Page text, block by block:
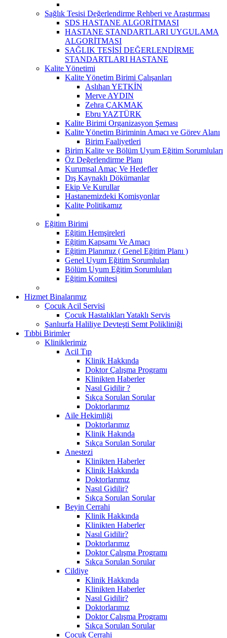
Sağlık Tesisi Değerlendirme Rehberi ve Araştırması
SDS HASTANE ALGORİTMASI
HASTANE STANDARTLARI UYGULAMA
ALGORİTMASI
SAĞLIK TESİSİ DEĞERLENDİRME
STANDARTLARI HASTANE
Kalite Yönetimi
Kalite Yönetim Birimi Çalışanları
Aslıhan YETKİN
Merve AYDIN
Zehra ÇAKMAK
Ebru YAZTÜRK
Kalite Birimi Organizasyon Şeması
Kalite Yönetim Biriminin Amacı ve Görev Alanı
Birim Faaliyetleri
Birim Kalite ve Bölüm Uyum Eğitim Sorumluları
Öz Değerlendirme Planı
Kurumsal Amaç Ve Hedefler
Dış Kaynaklı Dökümanlar
Ekip Ve Kurullar
Hastanemizdeki Komisyonlar
Kalite Politikamız
Eğitim Birimi
Eğitim Hemşireleri
Eğitim Kapsamı Ve Amacı
Eğitim Planımız ( Genel Eğitim Planı )
Genel Uyum Eğitim Sorumluları
Bölüm Uyum Eğitim Sorumluları
Eğitim Komitesi
Hizmet Binalarımız
Çocuk Acil Servisi
Çocuk Hastalıkları Yataklı Servis
Şanlıurfa Haliliye Devteşti Semt Polikliniği
Tıbbi Birimler
Kliniklerimiz
Acil Tıp
Klinik Hakkında
Doktor Çalışma Programı
Klinikten Haberler
Nasıl Gidilir ?
Sıkça Sorulan Sorular
Doktorlarımız
Aile Hekimliği
Doktorlarımız
Klinik Hakında
Sıkça Sorulan Sorular
Anestezi
Klinikten Haberler
Klinik Hakkında
Doktorlarımız
Nasıl Gidilir?
Sıkça Sorulan Sorular
Beyin Cerrahi
Klinik Hakkında
Klinikten Haberler
Nasıl Gidilir?
Doktorlarımız
Doktor Çalışma Programı
Sıkça Sorulan Sorular
Cildiye
Klinik Hakkında
Klinikten Haberler
Nasıl Gidilir?
Doktorlarımız
Doktor Çalışma Programı
Sıkça Sorulan Sorular
Çocuk Cerrahi